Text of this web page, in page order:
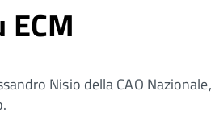
Nisio della CAO